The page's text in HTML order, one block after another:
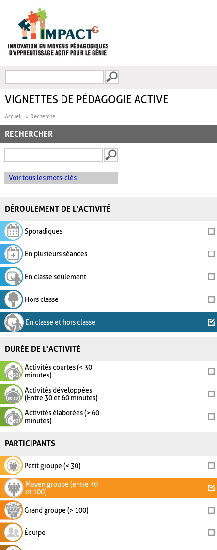
FORMULAIRE DE
VIGNETTES DE PÉDAGOGIE ACTIVE
Accueil Recherche
RECHERCHER
Voir tous les mots-clés
DÉROULEMENT DE L'ACTIVITÉ
Sporadiques
En plusieurs séances
En classe seulement
Hors classe
En classe et hors classe
DURÉE DE L'ACTIVITÉ
Activités courtes (< 30
minutes)
Activités développées
(Entre 30 et 60 minutes)
Activités élaborées (> 60
minutes)
PARTICIPANTS
Petit groupe (< 30)
Moyen groupe (entre 30
et 100)
Grand groupe (> 100)
Équipe